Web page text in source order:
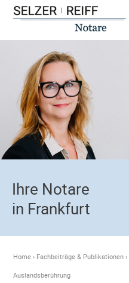
Ihre Notare
in Frankfurt
Home › Fachbeiträge & Publikationen ›
Auslandsberührung